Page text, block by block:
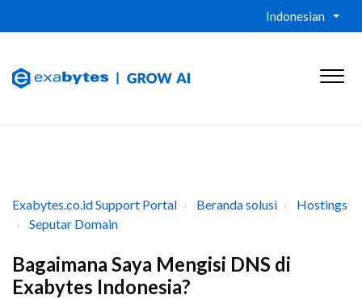
Indonesian
Exabytes.co.id Support Portal Beranda solusi
Hostings
Seputar Domain
Bagaimana Saya Mengisi DNS di
Exabytes Indonesia?